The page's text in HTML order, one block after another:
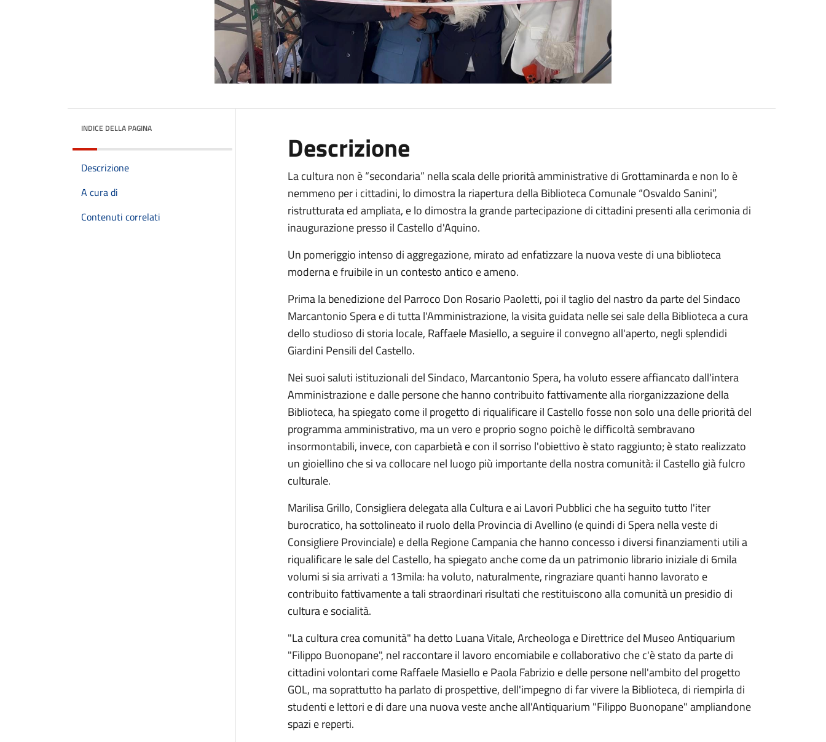
INDICE DELLA PAGINA
Descrizione
A cura di
Contenuti correlati
Descrizione
Lacultura non è “secondaria” nella scala delle priorità amministrative di Grottaminarda e non lo è
nemmeno per i cittadini, lo dimostra la riapertura dellaBiblioteca Comunale “Osvaldo Sanini”,
ristrutturata ed ampliata, e lo dimostra la grande partecipazione di cittadini presenti alla cerimonia di
inaugurazione presso il Castello d'Aquino.
Un pomeriggio intenso di aggregazione, mirato ad enfatizzare la nuova veste di una biblioteca
moderna e fruibile in un contesto antico e ameno.
Prima la benedizione del Parroco Don Rosario Paoletti, poi il taglio del nastro da parte del Sindaco
Marcantonio Spera e di tutta l'Amministrazione, la visita guidata nelle sei sale della Biblioteca a cura
dello studioso di storia locale, Raffaele Masiello, a seguire il convegno all'aperto, negli splendidi
Giardini Pensili del Castello.
Nei suoi saluti istituzionali del Sindaco, Marcantonio Spera, ha voluto essere affiancato dall'intera
Amministrazione e dalle persone che hanno contribuito fattivamente alla riorganizzazione della
Biblioteca, ha spiegato come il progetto di riqualificare il Castello fosse non solo una delle priorità del
programma amministrativo, ma un vero e proprio sogno poichè le difficoltà sembravano
insormontabili, invece, con caparbietà e con il sorriso l'obiettivo è stato raggiunto; è stato realizzato
un gioiellino che si va collocare nel luogo più importante della nostra comunità: il Castello già fulcro
culturale.
Marilisa Grillo, Consigliera delegata alla Cultura e ai Lavori Pubblici che ha seguito tutto l'iter
burocratico, ha sottolineato il ruolo della Provincia di Avellino (e quindi di Spera nella veste di
Consigliere Provinciale) e della Regione Campania che hanno concesso i diversi finanziamenti utili a
riqualificare le sale del Castello, ha spiegato anche come da un patrimonio librario iniziale di 6mila
volumi si sia arrivati a 13mila: ha voluto, naturalmente, ringraziare quanti hanno lavorato e
contribuito fattivamente a tali straordinari risultati che restituiscono alla comunità un presidio di
cultura e socialità.
"La cultura crea comunità" ha detto Luana Vitale, Archeologa e Direttrice del Museo Antiquarium
"Filippo Buonopane", nel raccontare il lavoro encomiabile e collaborativo che c'è stato da parte di
cittadini volontari come Raffaele Masiello e Paola Fabrizio e delle persone nell'ambito del progetto
GOL, ma soprattutto ha parlato di prospettive, dell'impegno di far vivere la Biblioteca, di riempirla di
studenti e lettori e di dare una nuova veste anche all'Antiquarium "Filippo Buonopane" ampliandone
spazi e reperti.